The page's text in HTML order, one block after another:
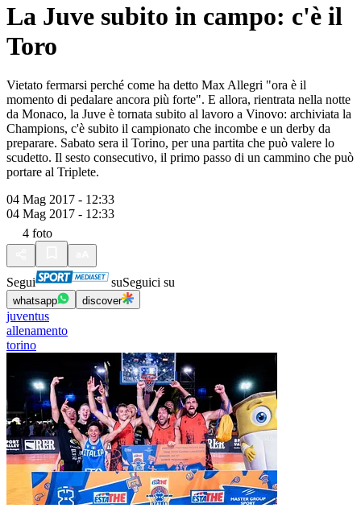
La Juve subito in campo: c'è il
Toro
Vietato fermarsi perché come ha detto Max Allegri "ora è il
momento di pedalare ancora più forte". E allora, rientrata nella notte
da Monaco, la Juve è tornata subito al lavoro a Vinovo: archiviata la
Champions, c'è subito il campionato che incombe e un derby da
preparare. Sabato sera il Torino, per una partita che può valere lo
scudetto. Il sesto consecutivo, il primo passo di un cammino che può
portare al Triplete.
04 Mag 2017 - 12:33
04 Mag 2017 - 12:33
4 foto
Segui suSeguici su
whatsapp discover
juventus
allenamento
torino